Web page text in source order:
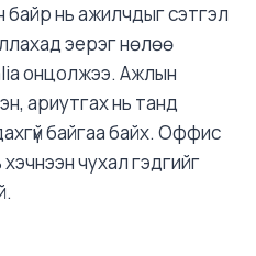
нь ажилчдыг сэтгэл
эерэг нөлөө
онцолжээ. Ажлын
ариутгах нь танд
байгаа байх. Оффис
чухал гэдгийг